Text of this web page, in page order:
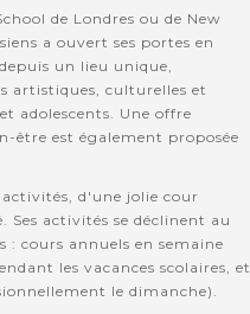
de Londres ou de New
a ouvert ses portes en
un lieu unique,
artistiques, culturelles et
adolescents. Une offre
être est également proposée
d'une jolie cour
activités se déclinent au
: cours annuels en semaine
les vacances scolaires, et
le dimanche).